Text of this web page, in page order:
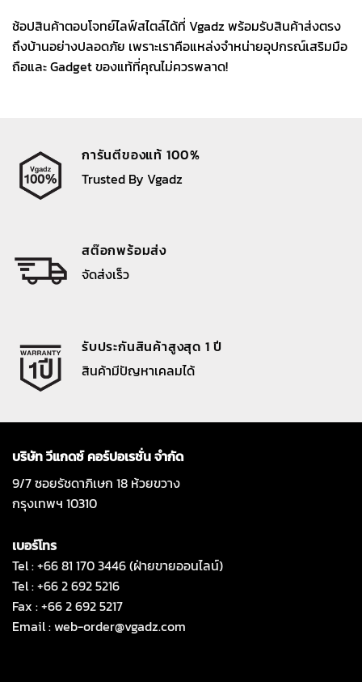
ช้อปสินค้าตอบโจทย์ไลฟ์สไตล์ได้ที่ Vgadz พร้อมรับสินค้าส่งตรง
ถึงบ้านอย่างปลอดภัย เพราะเราคือแหล่งจำหน่ายอุปกรณ์เสริมมือ
ถือและ Gadget ของแท้ที่คุณไม่ควรพลาด!
การันตีของแท้ 100%
Trusted By Vgadz
สต๊อกพร้อมส่ง
จัดส่งเร็ว
รับประกันสินค้าสูงสุด 1 ปี
สินค้ามีปัญหาเคลมได้
บริษัท วีแกดซ์ คอร์ปอเรชั่น จำกัด
9/7 ซอยรัชดาภิเษก 18 ห้วยขวาง
กรุงเทพฯ 10310
เบอร์โทร
Tel : +66 81 170 3446 (ฝ่ายขายออนไลน์)
Tel : +66 2 692 5216
Fax : +66 2 692 5217
Email :web-order@vgadz.com